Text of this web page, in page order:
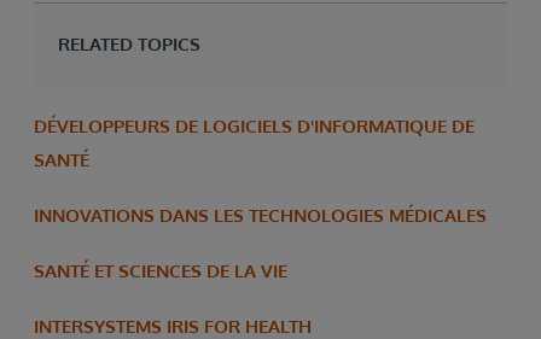
RELATED TOPICS
DÉVELOPPEURS DE LOGICIELS D'INFORMATIQUE DE
SANTÉ
INNOVATIONS DANS LES TECHNOLOGIES MÉDICALES
SANTÉ ET SCIENCES DE LA VIE
INTERSYSTEMS IRIS FOR HEALTH